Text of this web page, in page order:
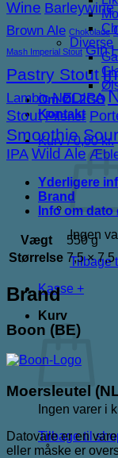
Diverse
Om ØL2GO
Kontakt
Kurv /0,00kr.
Ingen
Tilbage
Kasse +
Kurv
Ingen varer i
Tilbage til
Wine Barleywine
Brown Ale Chokolade
Mash Imperial Stout Gin
Pastry Stout
Lambic NEDIPA
Stout Pilsner
Smoothie Sour
IPAWild Ale
Yderligere
Brand
Info om dato
Vægt
550 g
Størrelse 7,5 ×
Brand
Boon (BE)
Moersleutel
Datovare er en
eller måske er